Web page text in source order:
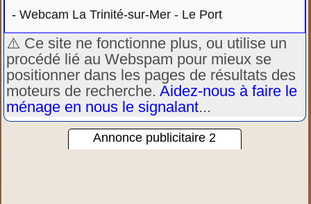
-Webcam La Trinité-sur-Mer - Le Port
⚠️ Ce site ne fonctionne plus, ou utilise un
procédé lié au Webspam pour mieux se
positionner dans les pages de résultats des
moteurs de recherche.Aidez-nous à faire le
ménage en nous le signalant...
Annonce publicitaire 2